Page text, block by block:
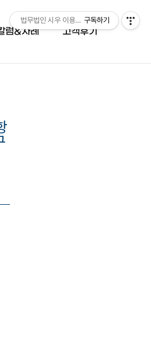
럼&사례 고객후기
법무법인 시우 이용민 변호사 (051-503-
구독하기